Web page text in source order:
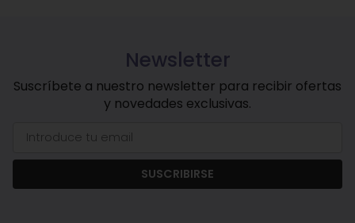
Newsletter
Suscríbete a nuestro newsletter para recibir ofertas
y novedades exclusivas.
SUSCRIBIRSE